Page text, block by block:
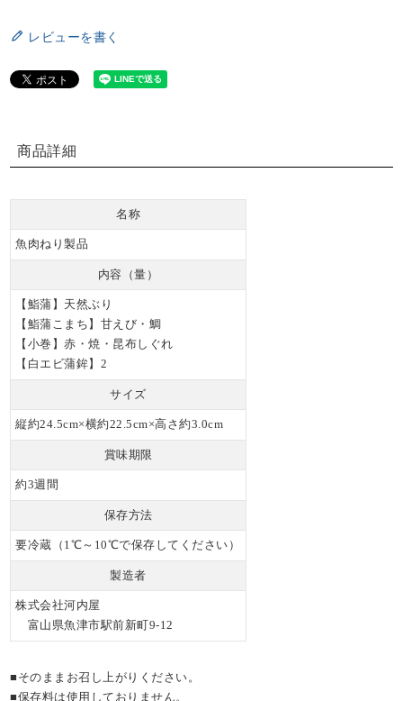
レビューを書く
商品詳細
名称
魚肉ねり製品
内容（量）
【鮨蒲】天然ぶり
【鮨蒲こまち】甘えび・鯛
【小巻】赤・焼・昆布しぐれ
【白エビ蒲鉾】2
サイズ
縦約24.5cm×横約22.5cm×高さ約3.0cm
賞味期限
約3週間
保存方法
要冷蔵（1℃～10℃で保存してください）
製造者
株式会社河内屋
富山県魚津市駅前新町9-12
■そのままお召し上がりください。
■保存料は使用しておりません。